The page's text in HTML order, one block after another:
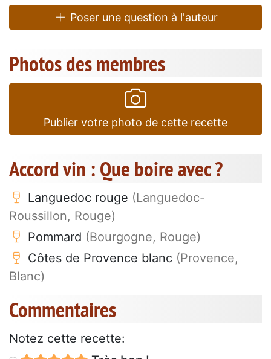
Poser une question à l'auteur
Photos des membres
Publier votre photo de cette recette
Accord vin : Que boire avec ?
Languedoc rouge (Languedoc-
Roussillon, Rouge)
Pommard (Bourgogne, Rouge)
Côtes de Provence blanc (Provence,
Blanc)
Commentaires
Notez cette recette: